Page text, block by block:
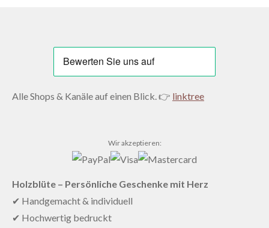
Alle Shops & Kanäle auf einen Blick. 👉 linktree
Wir akzeptieren:
Holzblüte – Persönliche Geschenke mit Herz
✔ Handgemacht & individuell
✔ Hochwertig bedruckt